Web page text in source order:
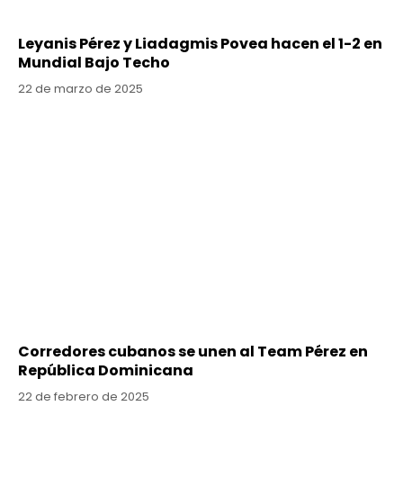
Leyanis Pérez y Liadagmis Povea hacen el 1-2 en
Mundial Bajo Techo
22 de marzo de 2025
Corredores cubanos se unen al Team Pérez en
República Dominicana
22 de febrero de 2025